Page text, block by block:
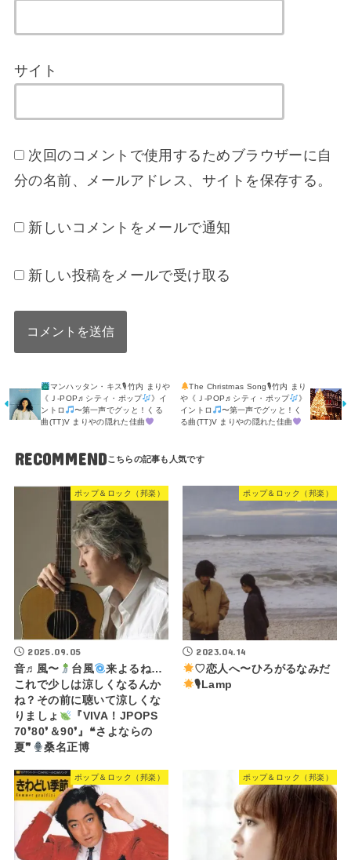
サイト
次回のコメントで使用するためブラウザーに自
分の名前、メールアドレス、サイトを保存する。
新しいコメントをメールで通知
新しい投稿をメールで受け取る
マンハッタン・キス🎙竹内 まりや
《Ｊ-POP♬シティ・ポップ
》イ
ントロ
〜第一声でグッと！くる
曲(TT)V まりやの隠れた佳曲
The Christmas Song🎙竹内 まり
や《Ｊ-POP♬シティ・ポップ
》
イントロ
〜第一声でグッと！く
る曲(TT)V まりやの隠れた佳曲
RECOMMEND
ポップ＆ロック（邦楽）
2025.09.05
音♬風〜
台風
来よるね…
これで少しは涼しくなるんか
ね？その前に聴いて涼しくな
りましょ
『VIVA！JPOPS
70❜80❜＆90❜』❝さよならの
夏❞
桑名正博
ポップ＆ロック（邦楽）
2023.04.14
♡恋人へ〜ひろがるなみだ
🎙Lamp
ポップ＆ロック（邦楽） ポップ＆ロック（邦楽）